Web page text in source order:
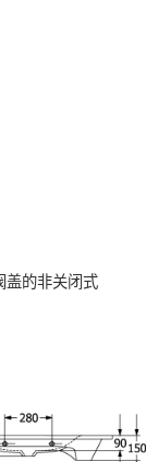
盖的非关闭式